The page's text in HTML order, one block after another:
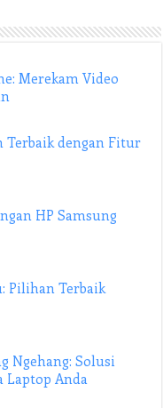
Merekam Video
Terbaik dengan Fitur
HP Samsung
Pilihan Terbaik
Ngehang: Solusi
Laptop Anda